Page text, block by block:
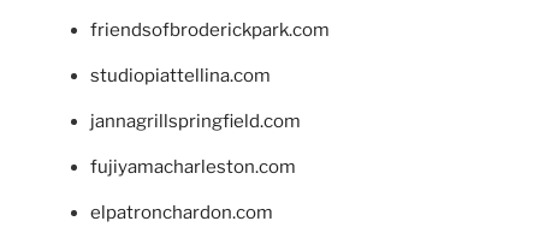
friendsofbroderickpark.com
studiopiattellina.com
jannagrillspringfield.com
fujiyamacharleston.com
elpatronchardon.com